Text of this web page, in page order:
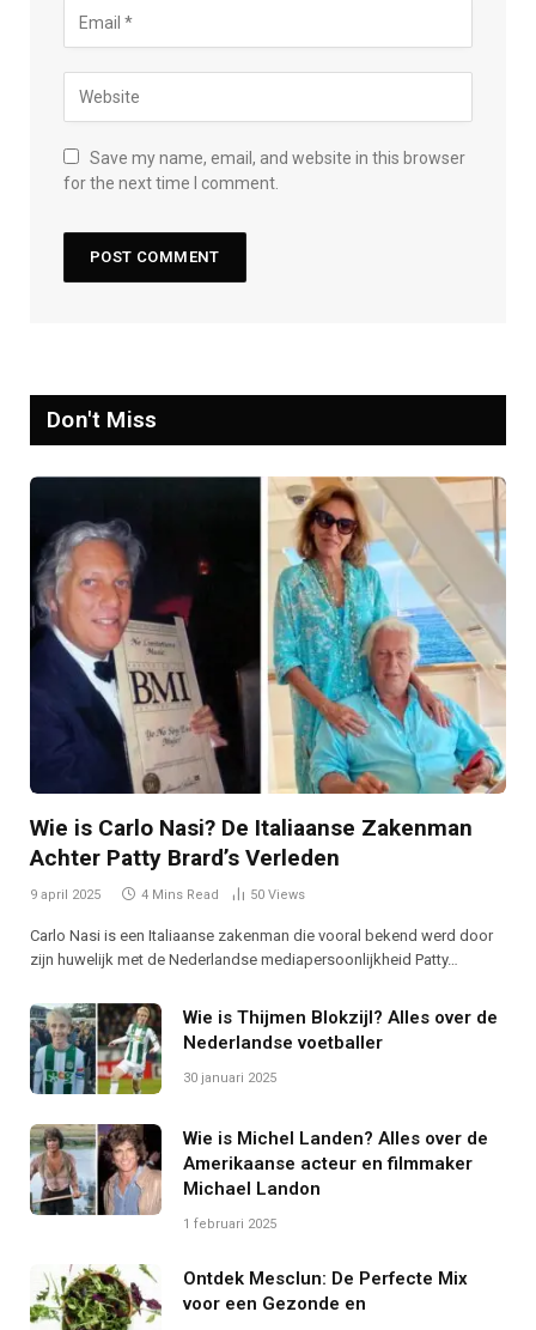
Save my name, email, and website in this browser
for the next time I comment.
Don't Miss
Wie is Carlo Nasi? De Italiaanse Zakenman
Achter Patty Brard’s Verleden
9 april 2025 4 Mins Read 50 Views
Carlo Nasi is een Italiaanse zakenman die vooral bekend werd door
zijn huwelijk met de Nederlandse mediapersoonlijkheid Patty…
Wie is Thijmen Blokzijl? Alles over de
Nederlandse voetballer
30 januari 2025
Wie is Michel Landen? Alles over de
Amerikaanse acteur en filmmaker
Michael Landon
1 februari 2025
Ontdek Mesclun: De Perfecte Mix
voor een Gezonde en